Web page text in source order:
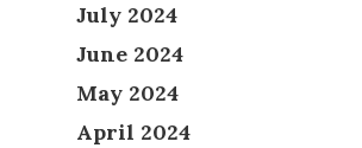
July 2024
June 2024
May 2024
April 2024